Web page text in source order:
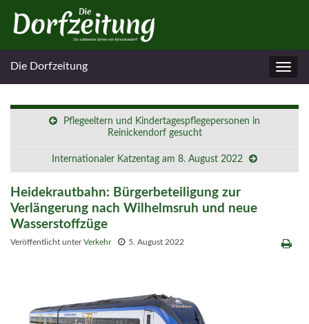
Die Dorfzeitung
Pflegeeltern und Kindertagespflegepersonen in
Reinickendorf gesucht
Internationaler Katzentag am 8. August 2022
Heidekrautbahn: Bürgerbeteiligung zur
Verlängerung nach Wilhelmsruh und neue
Wasserstoffzüge
Veröffentlicht unterVerkehr 5. August 2022